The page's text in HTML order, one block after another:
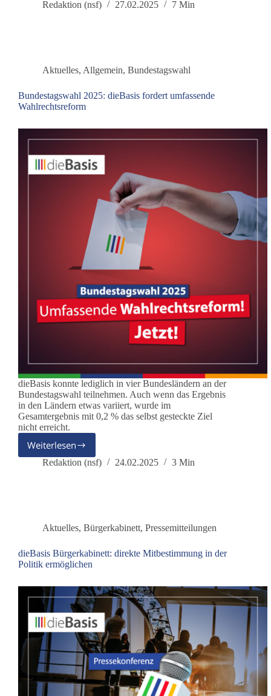
Bundestagswahl
Redaktion (nsf) 27.02.2025 7 Min
Aktuelles, Allgemein, Bundestagswahl
Bundestagswahl 2025: dieBasis fordert umfassende
Wahlrechtsreform
dieBasis konnte lediglich in vier Bundesländern an der
Bundestagswahl teilnehmen. Auch wenn das Ergebnis
in den Ländern etwas variiert, wurde im
Gesamtergebnis mit 0,2 % das selbst gesteckte Ziel
nicht erreicht.
WeiterlesenBundestagswahl
2025:
Redaktion (nsf) 24.02.2025 3 Min
Aktuelles, Bürgerkabinett, Pressemitteilungen
dieBasis Bürgerkabinett: direkte Mitbestimmung in der
Politik ermöglichen